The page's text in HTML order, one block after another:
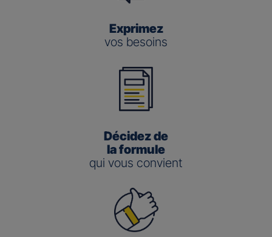
Exprimez
vos besoins
Décidez de
la formule
qui vous convient